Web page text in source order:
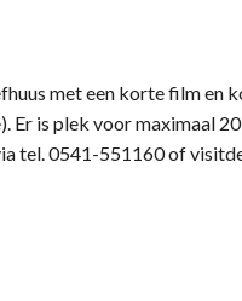
met een korte film en
Er is plek voor maximaal
tel. 0541-551160 of